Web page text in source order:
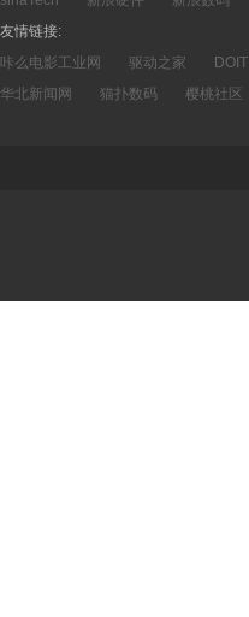
友情链接:
咔么电影工业网
驱动之家 DOIT
华北新闻网
猫扑数码 樱桃社区